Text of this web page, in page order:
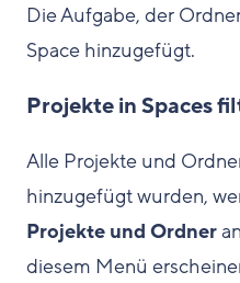
Die Aufgabe, der
Space hinzugefügt.
Projekte in Spaces
Alle Projekte und
hinzugefügt wurden,
Projekte und Ordner
diesem Menü